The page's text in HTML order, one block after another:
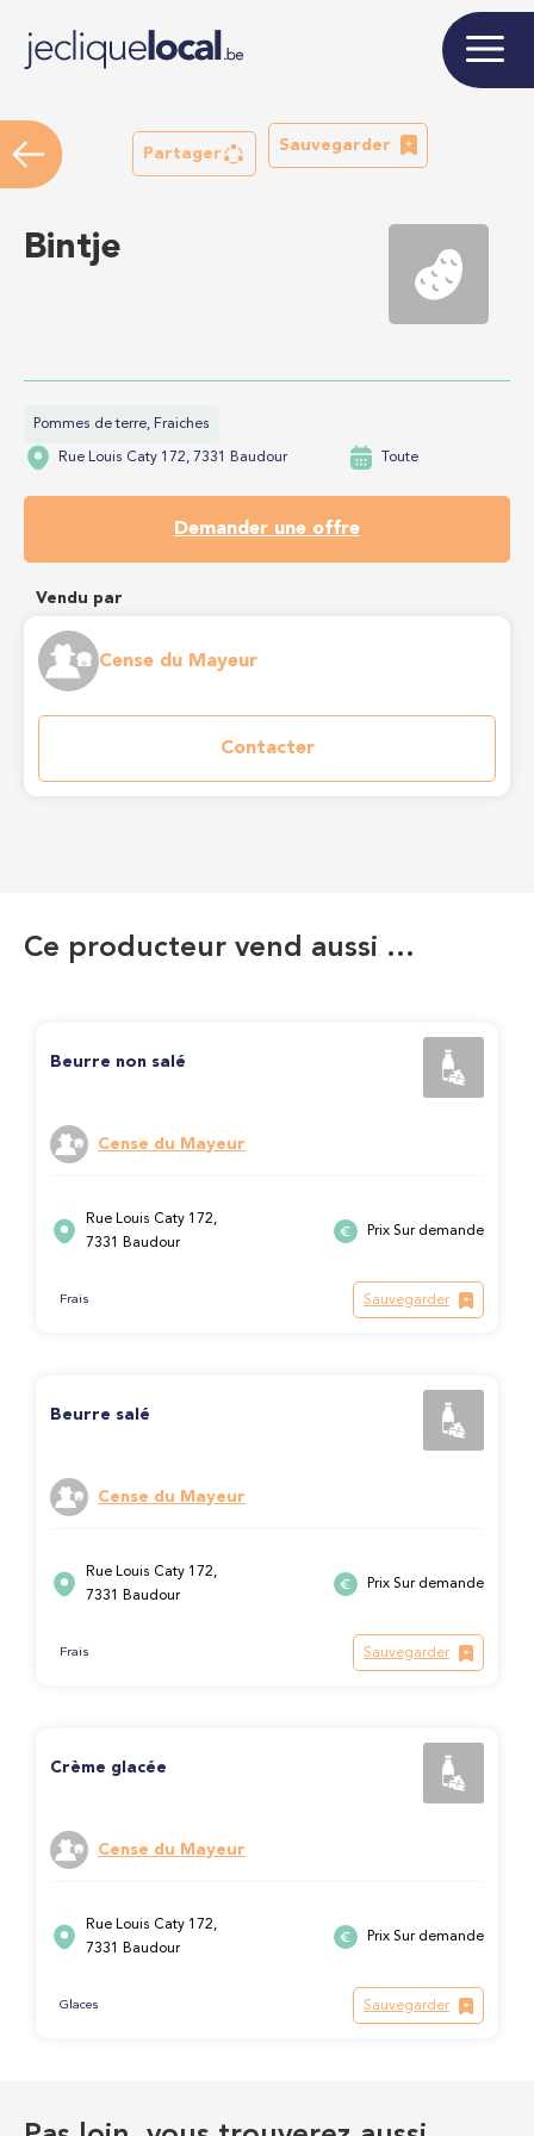
Partager
Sauvegarder
Bintje
Pommes de terre, Fraiches
Rue Louis Caty 172, 7331 Baudour Toute
Demander une offre
Vendu par
Cense du Mayeur
Contacter
Ce producteur vend aussi …
Beurre non salé
Cense du Mayeur
Rue Louis Caty 172,
7331 Baudour
Prix Sur demande
Frais Sauvegarder
Beurre salé
Cense du Mayeur
Rue Louis Caty 172,
7331 Baudour
Prix Sur demande
Frais Sauvegarder
Crème glacée
Cense du Mayeur
Rue Louis Caty 172,
7331 Baudour
Prix Sur demande
Glaces Sauvegarder